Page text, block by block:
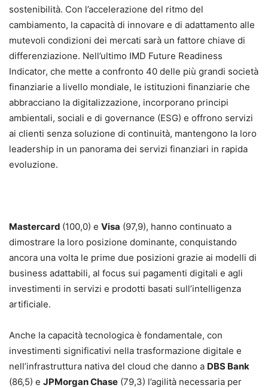
sostenibilità. Con l’accelerazione del ritmo del
cambiamento, la capacità di innovare e di adattamento alle
mutevoli condizioni dei mercati sarà un fattore chiave di
differenziazione. Nell’ultimo IMD Future Readiness
Indicator, che mette a confronto 40 delle più grandi società
finanziarie a livello mondiale, le istituzioni finanziarie che
abbracciano la digitalizzazione, incorporano principi
ambientali, sociali e di governance (ESG) e offrono servizi
ai clienti senza soluzione di continuità, mantengono la loro
leadership in un panorama dei servizi finanziari in rapida
evoluzione.
Mastercard (100,0) e Visa (97,9), hanno continuato a
dimostrare la loro posizione dominante, conquistando
ancora una volta le prime due posizioni grazie ai modelli di
business adattabili, al focus sui pagamenti digitali e agli
investimenti in servizi e prodotti basati sull’intelligenza
artificiale.
Anche la capacità tecnologica è fondamentale, con
investimenti significativi nella trasformazione digitale e
nell’infrastruttura nativa del cloud che danno a DBS Bank
(86,5) e JPMorgan Chase (79,3) l’agilità necessaria per